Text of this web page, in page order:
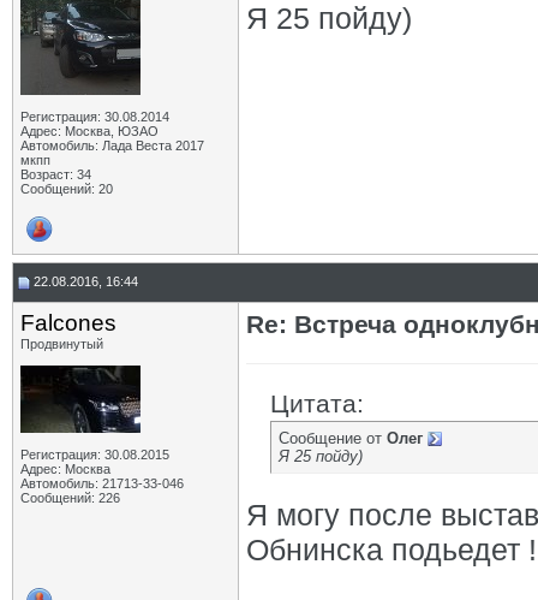
Регистрация: 30.08.2014
Адрес: Москва, ЮЗАО
Автомобиль: Лада Веста 2017
мкпп
Возраст: 34
Сообщений: 20
Я 25 пойду)
22.08.2016, 16:44
Falcones
Продвинутый
Регистрация: 30.08.2015
Адрес: Москва
Автомобиль: 21713-33-046
Сообщений: 226
Re: Встреча
Цитата:
Сообщение от Олег
Я 25 пойду)
Я могу после
Обнинска подьедет